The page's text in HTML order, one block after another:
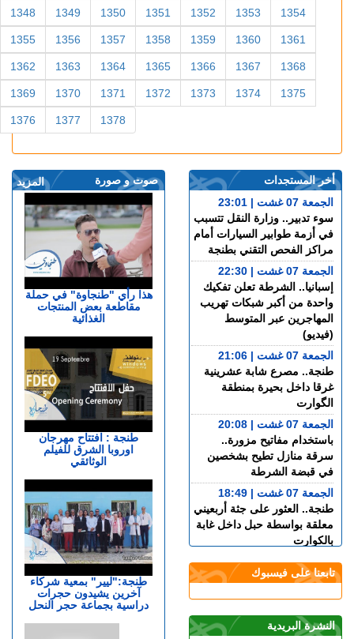
1348 1349 1350 1351 1352 1353 1354
1355 1356 1357 1358 1359 1360 1361
1362 1363 1364 1365 1366 1367 1368
1369 1370 1371 1372 1373 1374 1375
1376 1377 1378
المزيد صوت و صورة
هذا رأي "طنجاوة" في حملة
مقاطعة بعض المنتجات
الغذائية
طنجة : افتتاح مهرجان
اوروبا الشرق للفيلم
الوثائقي
طنجة:"ليير" بمعية شركاء
آخرين يشيدون حجرات
دراسية بجماعة حجر النحل
أخر المستجدات
الجمعة 07 غشت | 23:01
سوء تدبير.. وزارة النقل تتسبب
في أزمة طوابير السيارات أمام
مراكز الفحص التقني بطنجة
الجمعة 07 غشت | 22:30
إسبانيا.. الشرطة تعلن تفكيك
واحدة من أكبر شبكات تهريب
المهاجرين عبر المتوسط
(فيديو)
الجمعة 07 غشت | 21:06
طنجة.. مصرع شابة عشرينية
غرقا داخل بحيرة بمنطقة
الگوارت
الجمعة 07 غشت | 20:08
باستخدام مفاتيح مزورة..
سرقة منازل تطيح بشخصين
في قبضة الشرطة
الجمعة 07 غشت | 18:49
طنجة.. العثور على جثة أربعيني
معلقة بواسطة حبل داخل غابة
بالكوارت
الجمعة 07 غشت | 17:15
وصفتها بـ"المفبركة".. حركة
إلى الشارع
تابعنا على فيسبوك
النشرة البريدية